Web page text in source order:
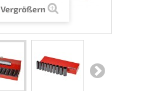
Vergrößern